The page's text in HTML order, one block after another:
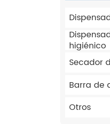
higiénico
Secador
Barra de
Otros